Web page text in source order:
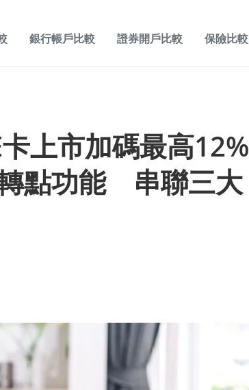
銀行帳戶比較 證券開戶比較 保險比較
上市加碼最高12%
點功能 串聯三大